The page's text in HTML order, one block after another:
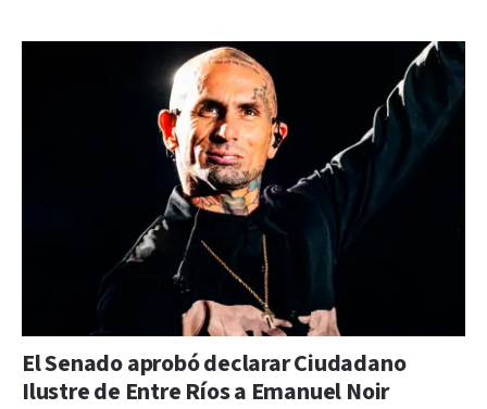
El Senado aprobó declarar Ciudadano
Ilustre de Entre Ríos a Emanuel Noir